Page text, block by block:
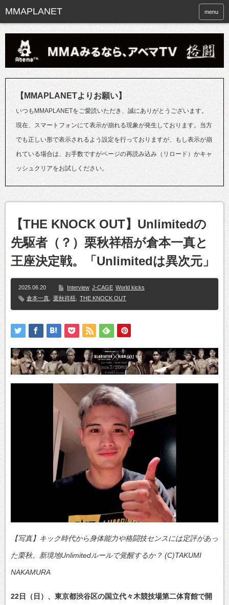
menu
【MMAPLANETよりお願い】
いつもMMAPLANETをご愛読いただき、誠にありがとうございます。
現在、スマートフォンにて表示が崩れる現象が発生しております。当方
でも正しい形で表示されるよう設定を行っておりますが、もし表示が崩
れている場合は、お手数ですがページの再読み込み（リロード）かキャ
ッシュクリアをお試しください。
【THE KNOCK OUT】Unlimitedの
先駆者（？）栗秋祥梧が倉本一真と
王座決定戦。「Unlimitedは異次元」
2025.06.20 Interview J-CAGE World kicks
倉本一真
栗秋祥梧 THE KNOCK OUT
【写真】キック時代から身体能力や格闘技センスには定評があっ
た栗秋。新境地Unlimitedルールで覚醒するか？ (C)TAKUMI
NAKAMURA
22日（日）、東京都渋谷区の国立代々木競技場第二体育館で開